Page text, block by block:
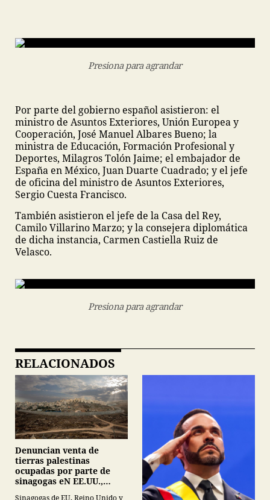
Presiona para agrandar
Por parte del gobierno español asistieron: el
ministro de Asuntos Exteriores, Unión Europea y
Cooperación, José Manuel Albares Bueno; la
ministra de Educación, Formación Profesional y
Deportes, Milagros Tolón Jaime; el embajador de
España en México, Juan Duarte Cuadrado; y el jefe
de oficina del ministro de Asuntos Exteriores,
Sergio Cuesta Francisco.
También asistieron el jefe de la Casa del Rey,
Camilo Villarino Marzo; y la consejera diplomática
de dicha instancia, Carmen Castiella Ruiz de
Velasco.
Presiona para agrandar
RELACIONADOS
Denuncian venta de
tierras palestinas
ocupadas por parte de
sinagogas eN EE.UU.,
Sinagogas de EU, Reino Unido y